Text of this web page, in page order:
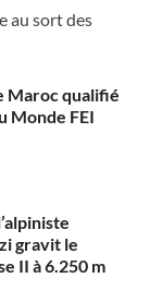
au sort des
Maroc qualifié
Monde FEI
gravit le
II à 6.250 m